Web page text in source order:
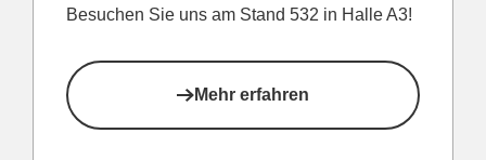
Besuchen Sie uns am Stand 532 in Halle A3!
Mehr erfahren